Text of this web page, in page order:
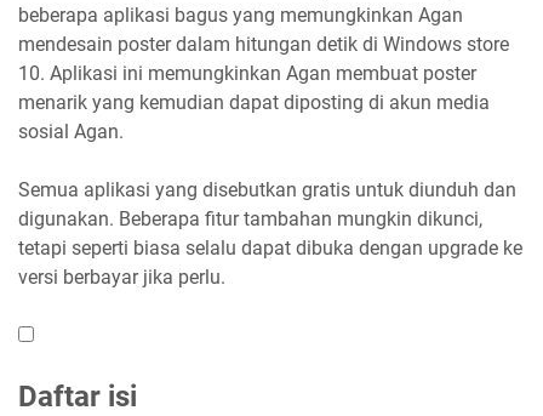
beberapa aplikasi bagus yang memungkinkan Agan
mendesain poster dalam hitungan detik di Windows store
10. Aplikasi ini memungkinkan Agan membuat poster
menarik yang kemudian dapat diposting di akun media
sosial Agan.
Semua aplikasi yang disebutkan gratis untuk diunduh dan
digunakan. Beberapa fitur tambahan mungkin dikunci,
tetapi seperti biasa selalu dapat dibuka dengan upgrade ke
versi berbayar jika perlu.
Daftar isi